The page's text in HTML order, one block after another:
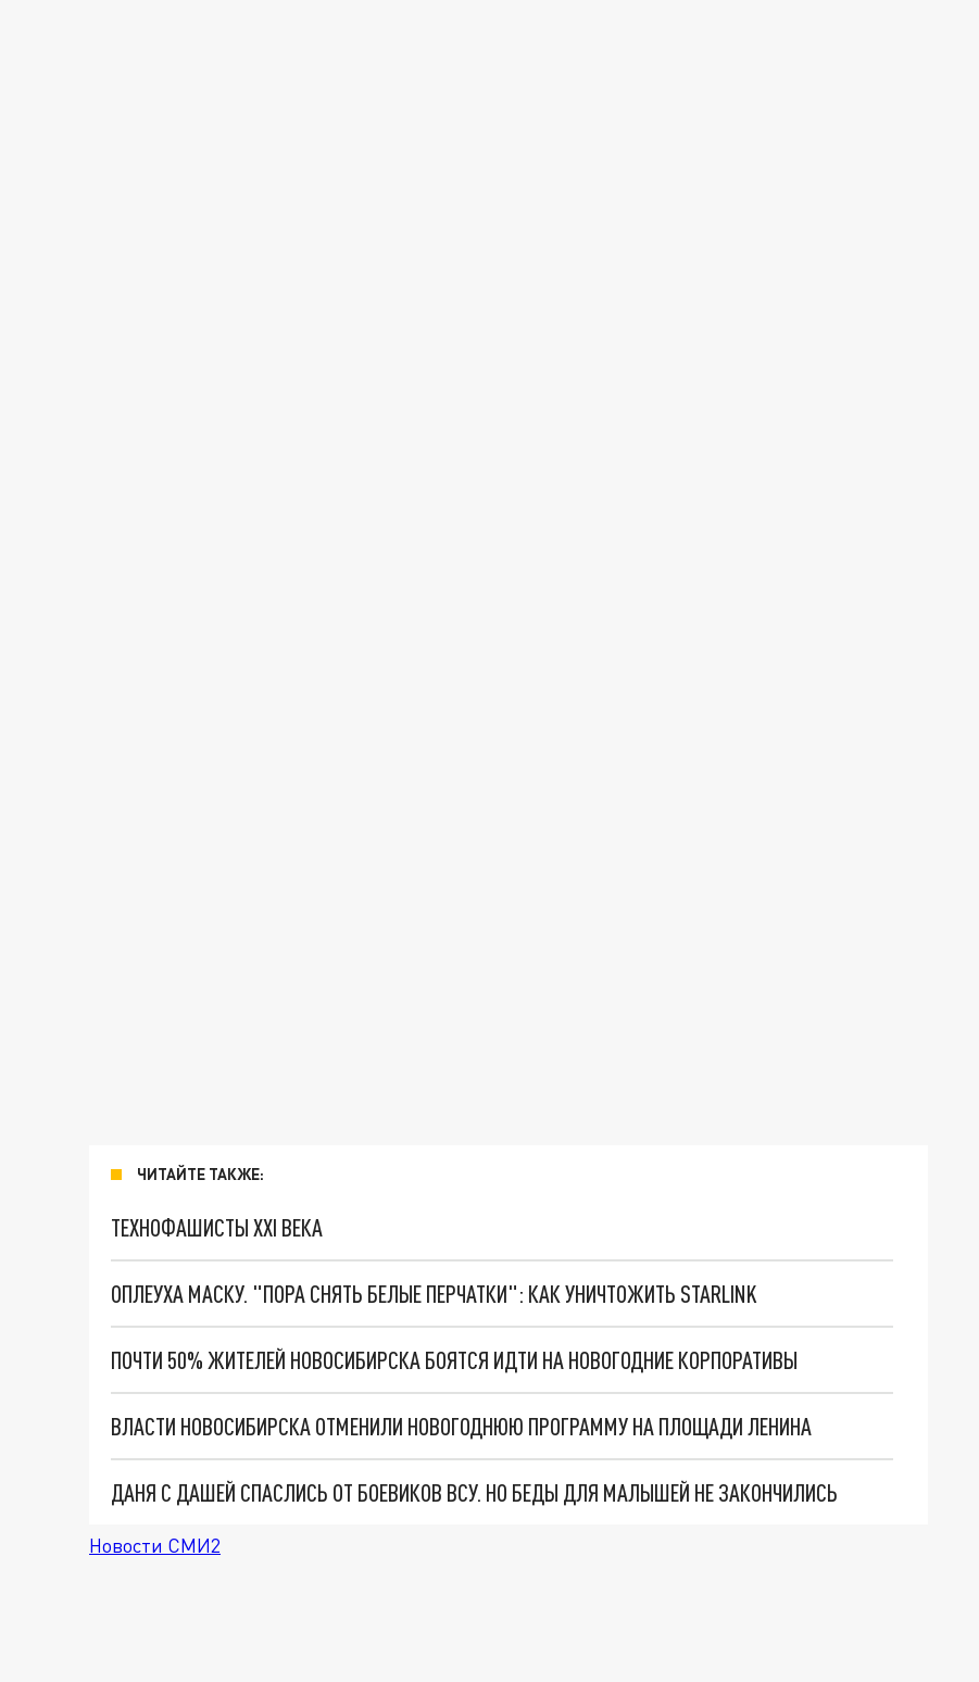
ЧИТАЙТЕ ТАКЖЕ:
ТЕХНОФАШИСТЫ XXI ВЕКА
ОПЛЕУХА МАСКУ. "ПОРА СНЯТЬ БЕЛЫЕ ПЕРЧАТКИ": КАК УНИЧТОЖИТЬ STARLINK
ПОЧТИ 50% ЖИТЕЛЕЙ НОВОСИБИРСКА БОЯТСЯ ИДТИ НА НОВОГОДНИЕ КОРПОРАТИВЫ
ВЛАСТИ НОВОСИБИРСКА ОТМЕНИЛИ НОВОГОДНЮЮ ПРОГРАММУ НА ПЛОЩАДИ ЛЕНИНА
ДАНЯ С ДАШЕЙ СПАСЛИСЬ ОТ БОЕВИКОВ ВСУ. НО БЕДЫ ДЛЯ МАЛЫШЕЙ НЕ ЗАКОНЧИЛИСЬ
Новости СМИ2